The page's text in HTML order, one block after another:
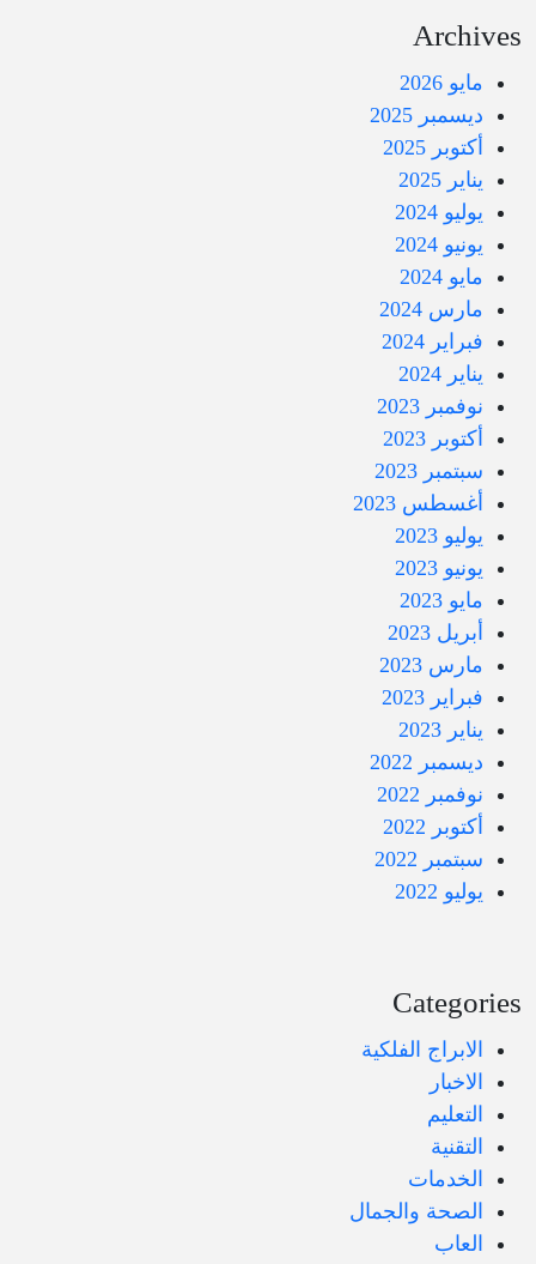
Archives
مايو 2026
ديسمبر 2025
أكتوبر 2025
يناير 2025
يوليو 2024
يونيو 2024
مايو 2024
مارس 2024
فبراير 2024
يناير 2024
نوفمبر 2023
أكتوبر 2023
سبتمبر 2023
أغسطس 2023
يوليو 2023
يونيو 2023
مايو 2023
أبريل 2023
مارس 2023
فبراير 2023
يناير 2023
ديسمبر 2022
نوفمبر 2022
أكتوبر 2022
سبتمبر 2022
يوليو 2022
Categories
الابراج الفلكية
الاخبار
التعليم
التقنية
الخدمات
الصحة والجمال
العاب